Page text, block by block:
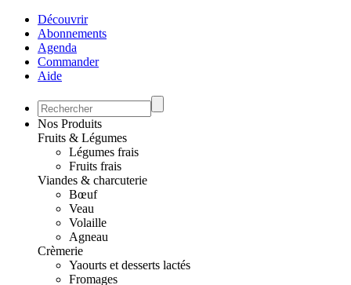
Découvrir
Abonnements
Agenda
Commander
Aide
Nos Produits
Fruits & Légumes
Légumes frais
Fruits frais
Viandes & charcuterie
Bœuf
Veau
Volaille
Agneau
Crèmerie
Yaourts et desserts lactés
Fromages